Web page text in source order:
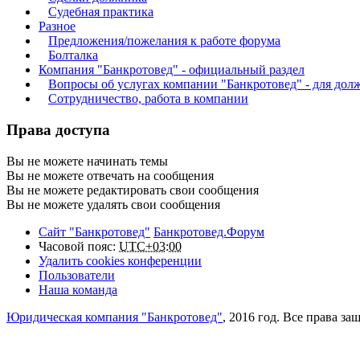
Судебная практика
Разное
Предложения/пожелания к работе форума
Болталка
Компания "Банкротовед" - официальный раздел
Вопросы об услугах компании "Банкротовед" - для
Сотрудничество, работа в компании
Права доступа
Вы не можете начинать темы
Вы не можете отвечать на сообщения
Вы не можете редактировать свои сообщения
Вы не можете удалять свои сообщения
Сайт "Банкротовед" Банкротовед.Форум
Часовой пояс: UTC+03:00
Удалить cookies конференции
Пользователи
Наша команда
Юридическая компания "Банкротовед", 2016 год. Все права